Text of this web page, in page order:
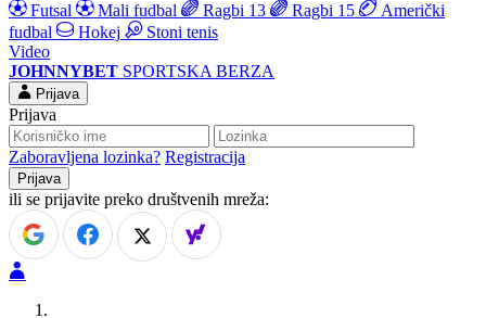
Futsal
Mali fudbal Ragbi 13 Ragbi 15
Američki
fudbal
Hokej
Stoni tenis
Video
JOHNNYBET SPORTSKA BERZA
Prijava
Prijava
Zaboravljena lozinka? Registracija
ili se prijavite preko društvenih mreža: